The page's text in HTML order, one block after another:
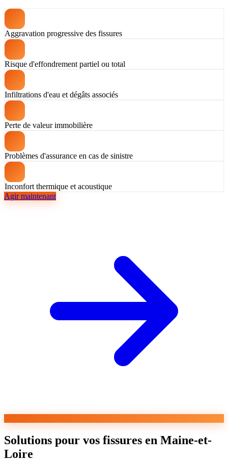
Aggravation progressive des fissures
Risque d'effondrement partiel ou total
Infiltrations d'eau et dégâts associés
Perte de valeur immobilière
Problèmes d'assurance en cas de sinistre
Inconfort thermique et acoustique
Agir maintenant
Solutions pour vos fissures en Maine-et-
Loire